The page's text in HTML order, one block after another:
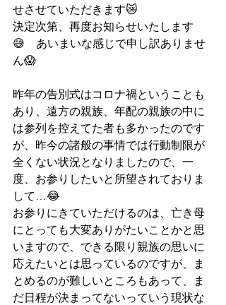
せさせていただきます😿
決定次第、再度お知らせいたします
😅　あいまいな感じで申し訳ありませ
ん😱
昨年の告別式はコロナ禍ということも
あり、遠方の親族、年配の親族の中に
は参列を控えてた者も多かったのです
が、昨今の諸般の事情では行動制限が
全くない状況となりましたので、一
度、お参りしたいと所望されておりま
して…😂
お参りにきていただけるのは、亡き母
にとっても大変ありがたいことかと思
いますので、できる限り親族の思いに
応えたいとは思っているのですが、ま
とめるのが難しいところもあって、ま
だ日程が決まってないっていう現状な